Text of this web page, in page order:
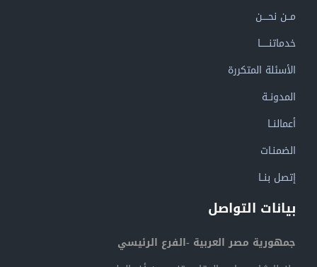
مــن نحــــن
خدماتنــــــا
الأسئلة المتكررة
المدونــة
أعمالنــا
الضمنـات
إتصل بنــا
بيانات التواصل
جمهورية مصر العربية -الفرع الرئيسي